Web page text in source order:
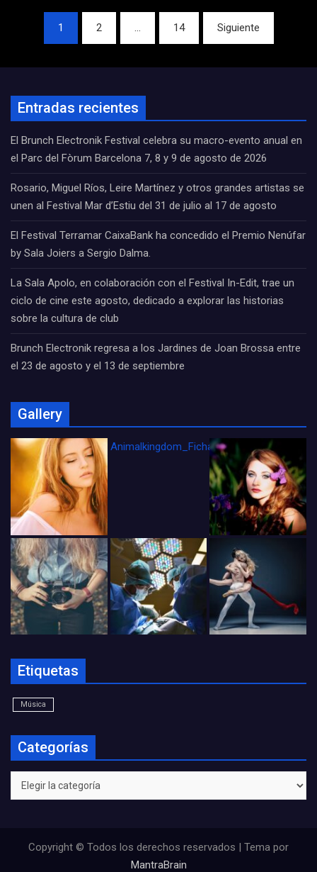
Navegación
entradas
1 2 … 14 Siguiente
Entradas recientes
El Brunch Electronik Festival celebra su macro-evento anual en
el Parc del Fòrum Barcelona 7, 8 y 9 de agosto de 2026
Rosario, Miguel Ríos, Leire Martínez y otros grandes artistas se
unen al Festival Mar d’Estiu del 31 de julio al 17 de agosto
El Festival Terramar CaixaBank ha concedido el Premio Nenúfar
by Sala Joiers a Sergio Dalma.
La Sala Apolo, en colaboración con el Festival In-Edit, trae un
ciclo de cine este agosto, dedicado a explorar las historias
sobre la cultura de club
Brunch Electronik regresa a los Jardines de Joan Brossa entre
el 23 de agosto y el 13 de septiembre
Gallery
Animalkingdom_FichaCine
Etiquetas
Música
Categorías
Categorías
Copyright © Todos los derechos reservados | Tema por
MantraBrain